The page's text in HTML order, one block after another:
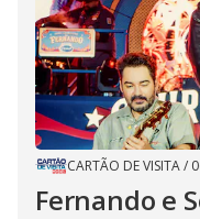
CARTÃO DE VISITA/
Fernando e